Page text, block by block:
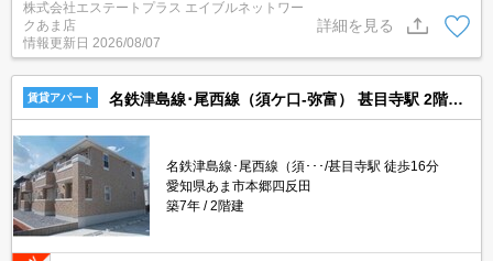
株式会社エステートプラス エイブルネットワー
クあま店
情報更新日 2026/08/07
詳細を見る
賃貸アパート 名鉄津島線･尾西線（須ケ口-弥富） 甚目寺駅 2階建 築7年
名鉄津島線･尾西線（須･･･/甚目寺駅 徒歩16分
愛知県あま市本郷四反田
築7年
2階建